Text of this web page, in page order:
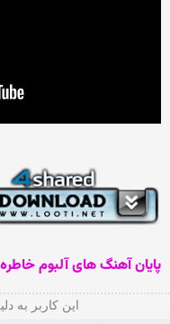
پایان آهنگ های آلبوم
این کاربر به